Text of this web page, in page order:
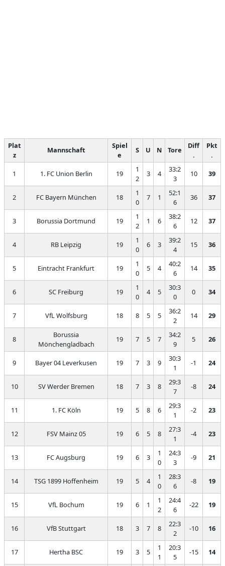
Plat
z
Mannschaft
Spiel
e
S U N Tore
Diff
.
Pkt
.
1 1. FC Union Berlin 19
1
2
3 4
33:2
3
10 39
2 FC Bayern München 18
1
0
7 1
52:1
6
36 37
3 Borussia Dortmund 19
1
2
1 6
38:2
6
12 37
4 RB Leipzig 19
1
0
6 3
39:2
4
15 36
5 Eintracht Frankfurt 19
1
0
5 4
40:2
6
14 35
6 SC Freiburg 19
1
0
4 5
30:3
0
0 34
7 VfL Wolfsburg 18 8 5 5
36:2
2
14 29
8
Borussia
Mönchengladbach
19 7 5 7
34:2
9
5 26
9 Bayer 04 Leverkusen 19 7 3 9
30:3
1
-1 24
10 SV Werder Bremen 18 7 3 8
29:3
7
-8 24
11 1. FC Köln 19 5 8 6
29:3
1
-2 23
12 FSV Mainz 05 19 6 5 8
27:3
1
-4 23
13 FC Augsburg 19 6 3
1
0
24:3
3
-9 21
14 TSG 1899 Hoffenheim 19 5 4
1
0
28:3
6
-8 19
15 VfL Bochum 19 6 1
1
2
24:4
6
-22 19
16 VfB Stuttgart 18 3 7 8
22:3
2
-10 16
17 Hertha BSC 19 3 5
1
1
20:3
5
-15 14